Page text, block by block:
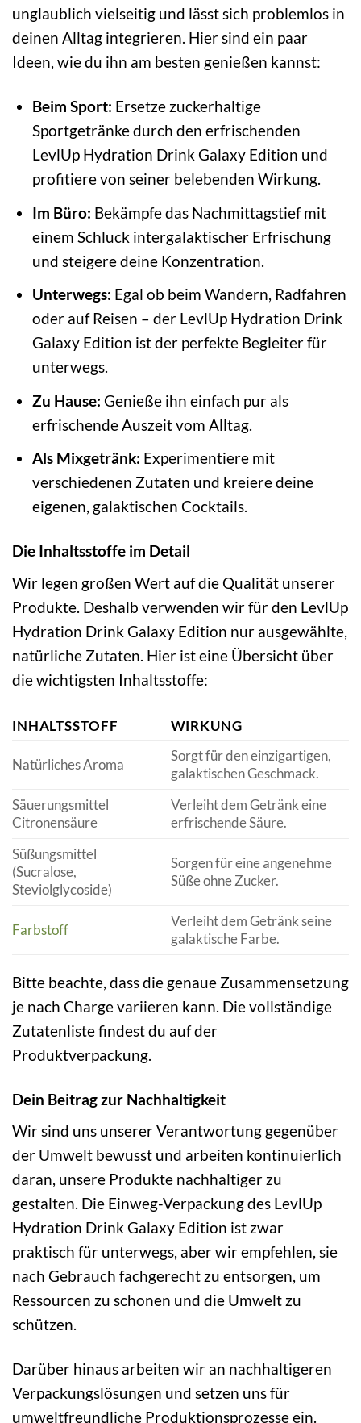
unglaublich vielseitig und lässt sich problemlos in
deinen Alltag integrieren. Hier sind ein paar
Ideen, wie du ihn am besten genießen kannst:
Beim Sport: Ersetze zuckerhaltige
Sportgetränke durch den erfrischenden
LevlUp Hydration Drink Galaxy Edition und
profitiere von seiner belebenden Wirkung.
Im Büro: Bekämpfe das Nachmittagstief mit
einem Schluck intergalaktischer Erfrischung
und steigere deine Konzentration.
Unterwegs: Egal ob beim Wandern, Radfahren
oder auf Reisen – der LevlUp Hydration Drink
Galaxy Edition ist der perfekte Begleiter für
unterwegs.
Zu Hause: Genieße ihn einfach pur als
erfrischende Auszeit vom Alltag.
Als Mixgetränk: Experimentiere mit
verschiedenen Zutaten und kreiere deine
eigenen, galaktischen Cocktails.
Die Inhaltsstoffe im Detail
Wir legen großen Wert auf die Qualität unserer
Produkte. Deshalb verwenden wir für den LevlUp
Hydration Drink Galaxy Edition nur ausgewählte,
natürliche Zutaten. Hier ist eine Übersicht über
die wichtigsten Inhaltsstoffe:
INHALTSSTOFF WIRKUNG
Natürliches Aroma
Sorgt für den einzigartigen,
galaktischen Geschmack.
Säuerungsmittel
Citronensäure
Verleiht dem Getränk eine
erfrischende Säure.
Süßungsmittel
(Sucralose,
Steviolglycoside)
Sorgen für eine angenehme
Süße ohne Zucker.
Farbstoff
Verleiht dem Getränk seine
galaktische Farbe.
Bitte beachte, dass die genaue Zusammensetzung
je nach Charge variieren kann. Die vollständige
Zutatenliste findest du auf der
Produktverpackung.
Dein Beitrag zur Nachhaltigkeit
Wir sind uns unserer Verantwortung gegenüber
der Umwelt bewusst und arbeiten kontinuierlich
daran, unsere Produkte nachhaltiger zu
gestalten. Die Einweg-Verpackung des LevlUp
Hydration Drink Galaxy Edition ist zwar
praktisch für unterwegs, aber wir empfehlen, sie
nach Gebrauch fachgerecht zu entsorgen, um
Ressourcen zu schonen und die Umwelt zu
schützen.
Darüber hinaus arbeiten wir an nachhaltigeren
Verpackungslösungen und setzen uns für
umweltfreundliche Produktionsprozesse ein.